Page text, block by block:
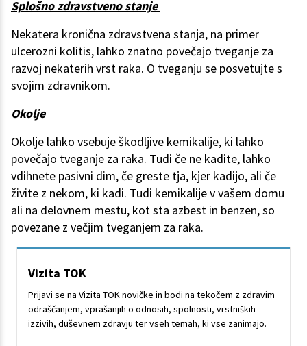
Splošno zdravstveno stanje
Nekatera kronična zdravstvena stanja, na primer
ulcerozni kolitis, lahko znatno povečajo tveganje za
razvoj nekaterih vrst raka. O tveganju se posvetujte s
svojim zdravnikom.
Okolje
Okolje lahko vsebuje škodljive kemikalije, ki lahko
povečajo tveganje za raka. Tudi če ne kadite, lahko
vdihnete pasivni dim, če greste tja, kjer kadijo, ali če
živite z nekom, ki kadi. Tudi kemikalije v vašem domu
ali na delovnem mestu, kot sta azbest in benzen, so
povezane z večjim tveganjem za raka.
Vizita TOK
Prijavi se na Vizita TOK novičke in bodi na tekočem z zdravim
odraščanjem, vprašanjih o odnosih, spolnosti, vrstniških
izzivih, duševnem zdravju ter vseh temah, ki vse zanimajo.